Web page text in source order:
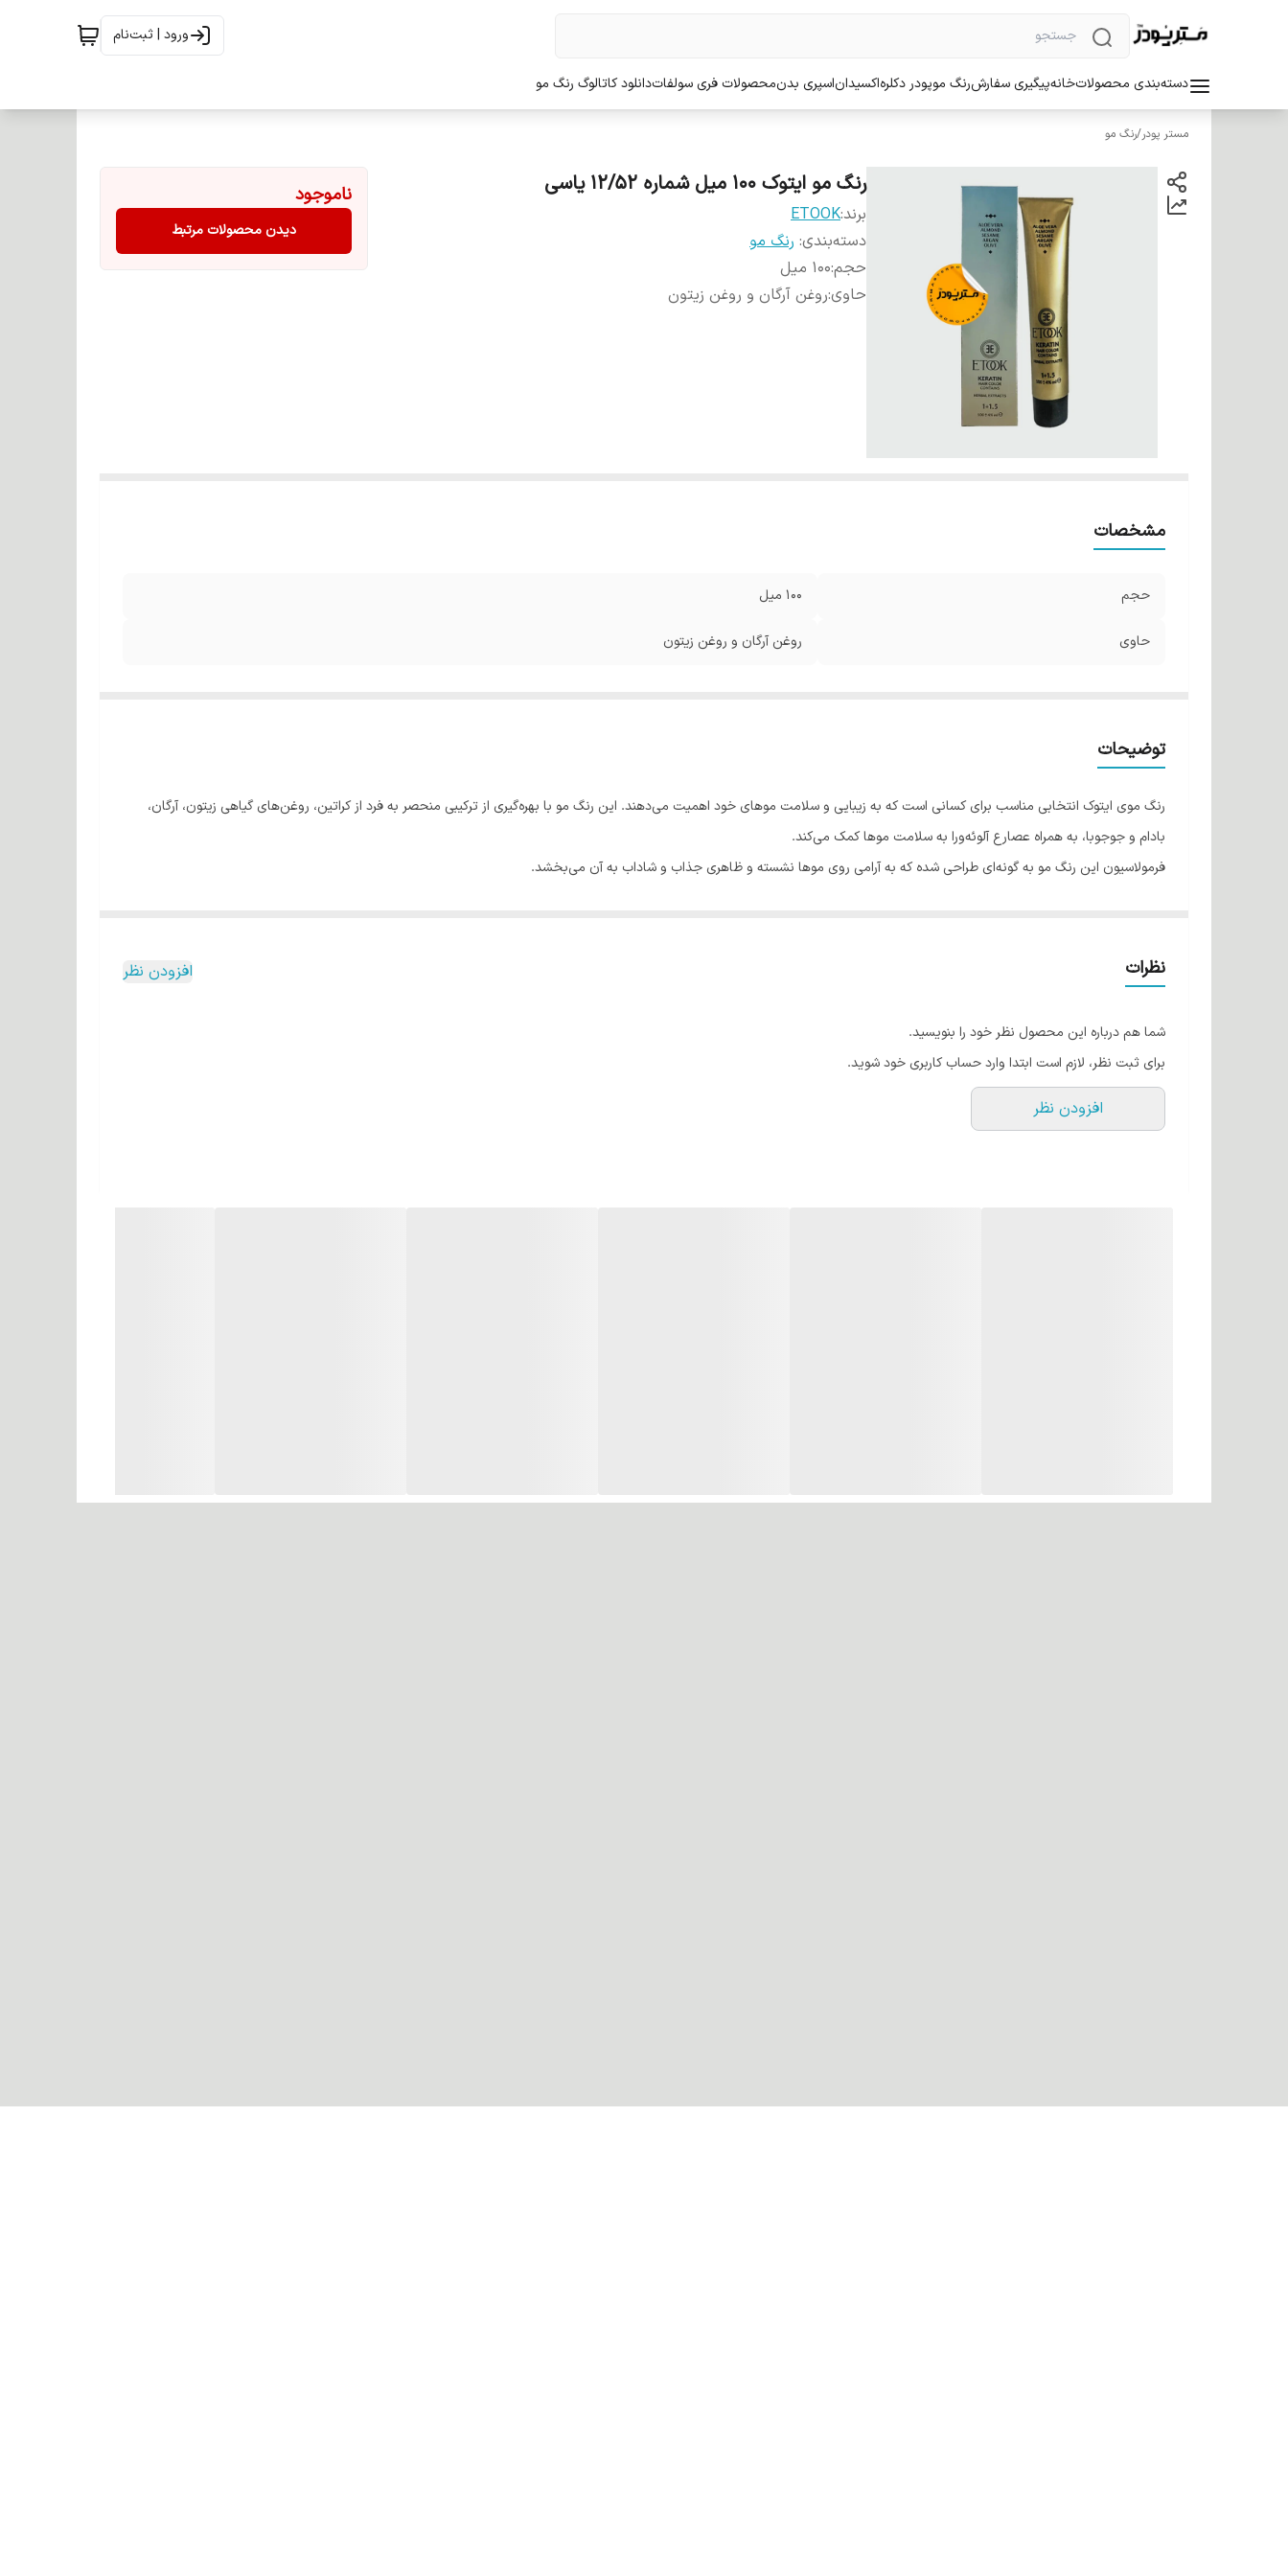
ورود | ثبت‌نام
دسته‌بندی محصولاتخانهپیگیری سفارشرنگ موپودر دکلرهاکسیداناسپری بدنمحصولات فری سولفاتدانلود کاتالوگ رنگ مو
مستر پودر/رنگ مو
رنگ مو ایتوک 100 میل شماره 12/52 یاسی
برند:ETOOK
دسته‌بندی: رنگ مو
حجم:100 میل
حاوی:روغن آرگان و روغن زیتون
ناموجود
دیدن محصولات مرتبط
مشخصات
حجم 100 میل
حاوی روغن آرگان و روغن زیتون
توضیحات
رنگ موی ایتوک انتخابی مناسب برای کسانی است که به زیبایی و سلامت موهای خود اهمیت می‌دهند. این رنگ مو با بهره‌گیری از ترکیبی منحصر به فرد از کراتین، روغن‌های گیاهی زیتون، آرگان،
بادام و جوجوبا، به همراه عصارع آلوئه‌ورا به سلامت موها کمک می‌کند.
فرمولاسیون این رنگ مو به گونه‌ای طراحی شده که به آرامی روی موها نشسته و ظاهری جذاب و شاداب به آن می‌بخشد.
به ارمغان می‌آورد.
روغن زیتون به عنوان یک نرم‌کننده قوی عمل می‌کند و باعث حفظ رطوبت و درخشندگی موها می‌شود. زیتون دارای خواص آنتی‌اکسیدانی است که موها را از آسیب‌های محیطی محافظت
روغن بادام به کاهش ریزش مو و تقویت ریشه موها کمک می‌کند و به موها حجمی طبیعی و ابریشمی میبخشد.
روغن جوجوبا مانند یک مرطوب کننده طبیعی عمل می‌کند و به متعادل کردن چربی پوست سر کمک می‌کند و در نهایت مانع از خشکی و شوره سر می‌شود.
نظرات افزودن نظر
شما هم درباره این محصول نظر خود را بنویسید.
برای ثبت نظر، لازم است ابتدا وارد حساب کاربری خود شوید.
افزودن نظر